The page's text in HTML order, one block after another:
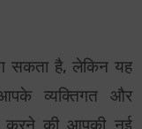
सकता है, लेकिन यह
व्यक्तिगत और